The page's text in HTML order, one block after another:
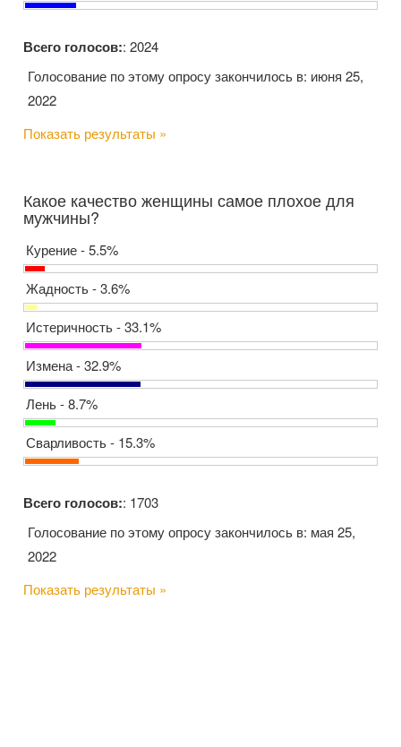
Всего голосов:: 2024
Голосование по этому опросу закончилось в: июня 25,
2022
Показать результаты »
Какое качество женщины самое плохое для
мужчины?
Курение - 5.5%
Жадность - 3.6%
Истеричность - 33.1%
Измена - 32.9%
Лень - 8.7%
Сварливость - 15.3%
Всего голосов:: 1703
Голосование по этому опросу закончилось в: мая 25,
2022
Показать результаты »